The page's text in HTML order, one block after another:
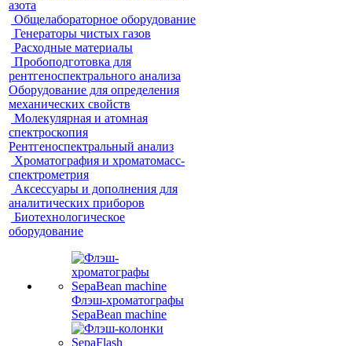
азота
Общелабораторное оборудование
Генераторы чистых газов
Расходные материалы
Пробоподготовка для
рентгеноспектрального анализа
Оборудование для определения
механических свойств
Молекулярная и атомная
спектроскопия
Рентгеноспектральный анализ
Хроматография и хроматомасс-
спектрометрия
Аксессуары и дополнения для
аналитических приборов
Биотехнологическое
оборудование
Флэш-хроматографы
SepaBean machine